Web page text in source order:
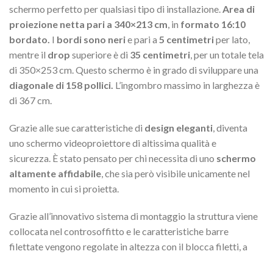
schermo perfetto per qualsiasi tipo di installazione. Area di
proiezione netta pari a 340×213 cm , in formato 16:10
bordato. I bordi sono nerie pari a 5 centimetriper lato,
mentre il drop superiore è di 35 centimetri , per un totale tela
di 350×253 cm. Questo schermo è in grado di sviluppare una
diagonale di 158 pollici. L’ingombro massimo in larghezza è
di 367 cm.
Grazie alle sue caratteristiche di design eleganti , diventa
uno schermo videoproiettore di altissima qualità e
sicurezza. È stato pensato per chi necessita di uno schermo
altamente affidabile , che sia però visibile unicamente nel
momento in cui si proietta.
Grazie all’innovativo sistema di montaggio la struttura viene
collocata nel controsoffitto e le caratteristiche barre
filettate vengono regolate in altezza con il blocca filetti, a